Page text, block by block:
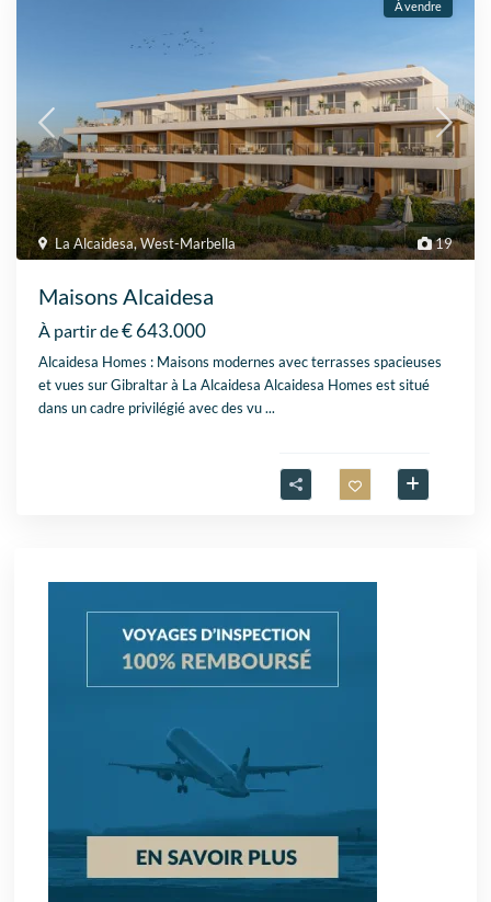
19
La Alcaidesa,West-Marbella
À vendre
Maisons Alcaidesa
À partir de€ 643.000
Alcaidesa Homes : Maisons modernes avec terrasses spacieuses
et vues sur Gibraltar à La Alcaidesa Alcaidesa Homes est situé
dans un cadre privilégié avec des vu...